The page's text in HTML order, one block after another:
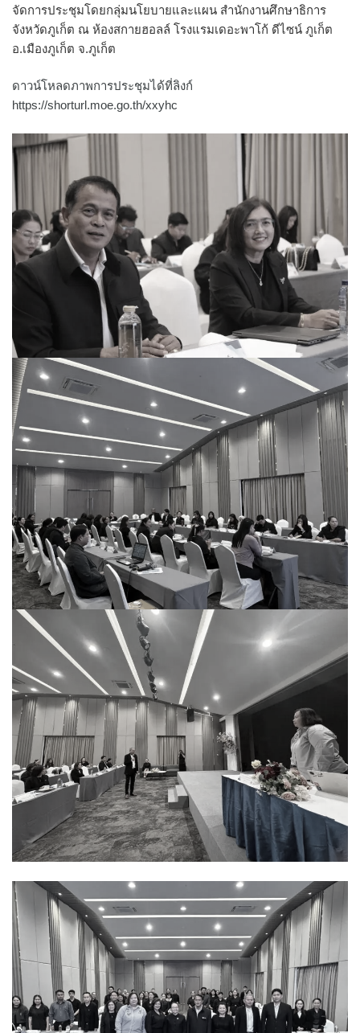
จัดการประชุมโดยกลุ่มนโยบายและแผน สำนักงานศึกษาธิการ
จังหวัดภูเก็ต ณ ห้องสกายฮอลล์ โรงแรมเดอะพาโก้ ดีไซน์ ภูเก็ต
อ.เมืองภูเก็ต จ.ภูเก็ต
ดาวน์โหลดภาพการประชุมได้ที่ลิงก์
https://shorturl.moe.go.th/xxyhc